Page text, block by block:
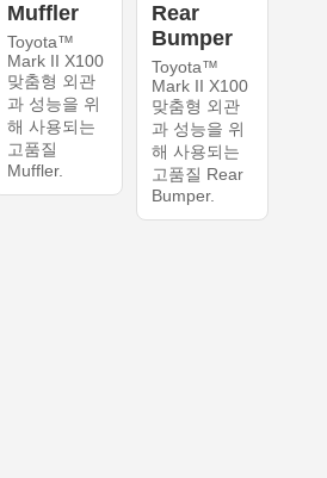
Muffler
Toyota™
Mark II X100
맞춤형 외관
과 성능을 위
해 사용되는
고품질
Muffler.
Rear
Bumper
Toyota™
Mark II X100
맞춤형 외관
과 성능을 위
해 사용되는
고품질 Rear
Bumper.